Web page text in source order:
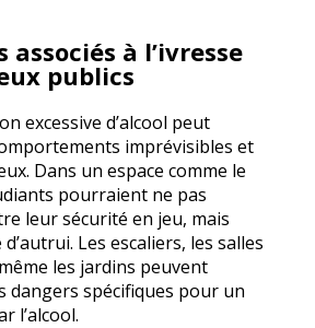
associés à l’ivresse
publics
excessive d’alcool peut
imprévisibles et
Dans un espace comme le
pourraient ne pas
leur sécurité en jeu, mais
Les escaliers, les salles
les jardins peuvent
dangers spécifiques pour un
l’alcool.